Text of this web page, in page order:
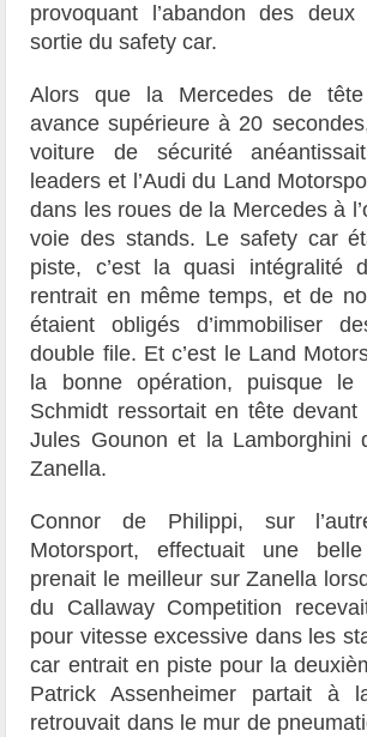
provoquant l’abandon des
sortie du safety car.
Alors que la Mercedes de
avance supérieure à 20
voiture de sécurité
leaders et l’Audi du Land
dans les roues de la Mercedes à
voie des stands. Le safety car
piste, c’est la quasi intégralité
rentrait en même temps, et de
étaient obligés d’immobiliser
double file. Et c’est le Land
la bonne opération, puisque le
Schmidt ressortait en tête
Jules Gounon et la Lamborghini
Zanella.
Connor de Philippi, sur
Motorsport, effectuait une
prenait le meilleur sur Zanella
du Callaway Competition
pour vitesse excessive dans les
car entrait en piste pour la
Patrick Assenheimer partait à
retrouvait dans le mur de